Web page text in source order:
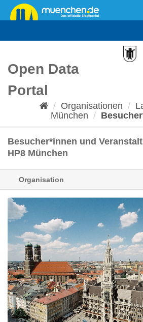
Überspringen
zum
Open Data
Portal
Organisationen
München
Besucher*innen und
HP8 München
Organisation